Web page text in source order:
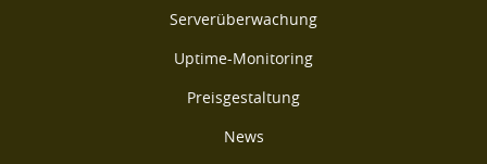
Serverüberwachung
Uptime-Monitoring
Preisgestaltung
News